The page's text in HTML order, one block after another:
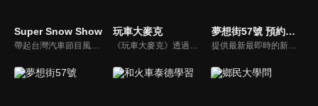
Super Snow Show
帶起台灣汽車節目風潮，前TVBS《地球黃金線》與東森《夢想街57號》主持人，「車界女神」廖盈婷，自製談話性節目《Super Snow Show》，持續以熱情和風趣的主持風格，打造出高人氣試車頻道，介紹車與生活。
玩車大麥克
《玩車大麥克》透過輕鬆、愉快的方式，把汽車、親子、旅遊與美食等相關資訊傳達給網友們。玩樂生活、輕鬆懂車！
夢想街57號 預約你的夢想
提供最新最即時的新車資訊、邀請汽車達人分享試車報告，同時幫觀眾做最仔細的車款集評！還有專家分享最實用、最省錢的愛車維修撇步，甚至將難得一見的限量車、改裝車直接搬到棚內，將更專業、更豐富、更多元化的內容呈現給觀眾。